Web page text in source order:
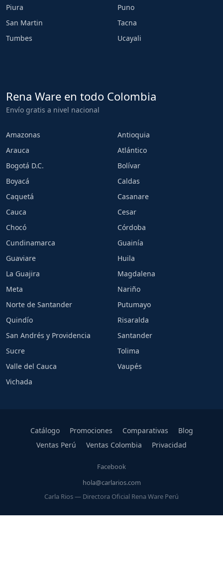
Piura
Puno
San Martin
Tacna
Tumbes
Ucayali
Rena Ware en todo Colombia
Envío gratis a nivel nacional
Amazonas
Antioquia
Arauca
Atlántico
Bogotá D.C.
Bolívar
Boyacá
Caldas
Caquetá
Casanare
Cauca
Cesar
Chocó
Córdoba
Cundinamarca
Guainía
Guaviare
Huila
La Guajira
Magdalena
Meta
Nariño
Norte de Santander
Putumayo
Quindío
Risaralda
San Andrés y Providencia
Santander
Sucre
Tolima
Valle del Cauca
Vaupés
Vichada
Catálogo Promociones Comparativas
Blog
Ventas Perú
Ventas Colombia Privacidad
Facebook
hola@carlarios.com
Carla Rios — Directora Oficial Rena Ware Perú